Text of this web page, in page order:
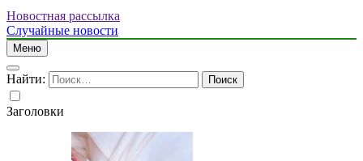
Новостная рассылка
Случайные новости
Меню
Найти:
Заголовки